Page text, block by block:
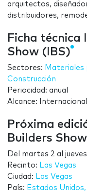
arquitectos,
distribuidores,
Ficha
Show (IBS)
Sectores: Materiales
Construcción
Periocidad: anual
Alcance: Internacional
Próxima
Builders
Del martes 2 al
Recinto: Las Vegas
Ciudad: Las Vegas
País: Estados